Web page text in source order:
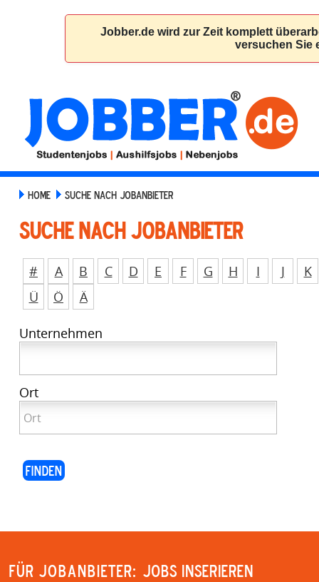
HOME SUCHE NACH JOBANBIETER
Suche nach Jobanbieter
# A B C D E F G H I J
K
Ü
Ö Ä
Unternehmen
Ort
Für Jobanbieter: JOBS INSERIEREN